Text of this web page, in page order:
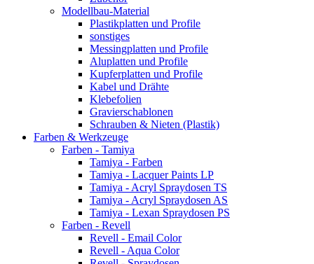
Modellbau-Material
Plastikplatten und Profile
sonstiges
Messingplatten und Profile
Aluplatten und Profile
Kupferplatten und Profile
Kabel und Drähte
Klebefolien
Gravierschablonen
Schrauben & Nieten (Plastik)
Farben & Werkzeuge
Farben - Tamiya
Tamiya - Farben
Tamiya - Lacquer Paints LP
Tamiya - Acryl Spraydosen TS
Tamiya - Acryl Spraydosen AS
Tamiya - Lexan Spraydosen PS
Farben - Revell
Revell - Email Color
Revell - Aqua Color